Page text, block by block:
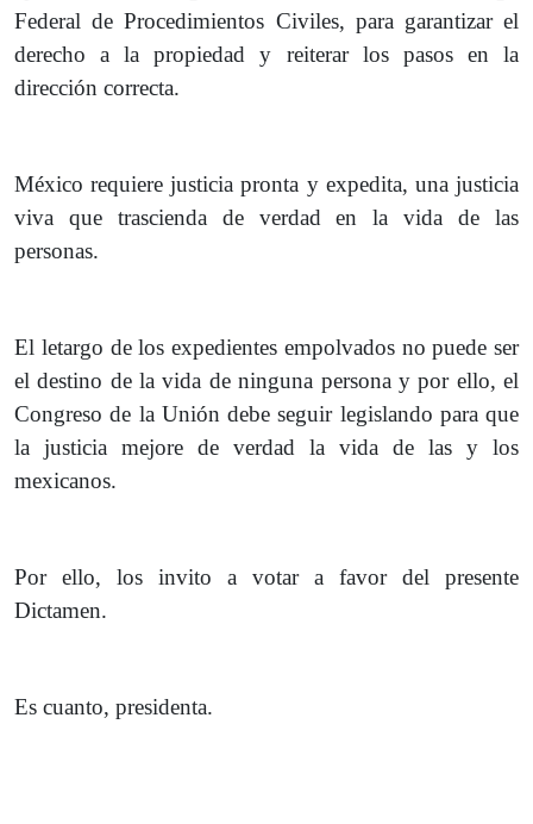
Federal de Procedimientos Civiles, para garantizar el
derecho a la propiedad y reiterar los pasos en la
dirección correcta.
México requiere justicia pronta y expedita, una justicia
viva que trascienda de verdad en la vida de las
personas.
El letargo de los expedientes empolvados no puede ser
el destino de la vida de ninguna persona y por ello, el
Congreso de la Unión debe seguir legislando para que
la justicia mejore de verdad la vida de las y los
mexicanos.
Por ello, los invito a votar a favor del presente
Dictamen.
Es cuanto, presidenta.